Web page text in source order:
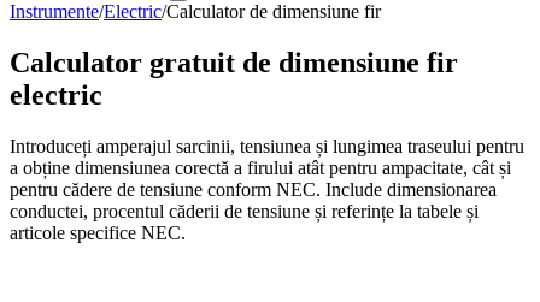
Instrumente/Electric/Calculator de dimensiune fir
Calculator gratuit de dimensiune fir
electric
Introduceți amperajul sarcinii, tensiunea și lungimea traseului pentru
a obține dimensiunea corectă a firului atât pentru ampacitate, cât și
pentru cădere de tensiune conform NEC. Include dimensionarea
conductei, procentul căderii de tensiune și referințe la tabele și
articole specifice NEC.